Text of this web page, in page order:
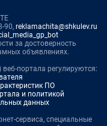
90, reklamachita@shkulev.ru
за достоверность
объявлениях.
портала регулируются:
ПО
и политикой
данных
сервиса, специальные